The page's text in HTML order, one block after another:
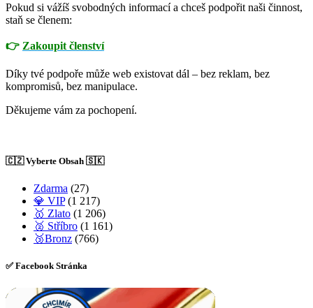
Pokud si vážíš svobodných informací a chceš podpořit naši činnost,
staň se členem:
👉 Zakoupit členství
Díky tvé podpoře může web existovat dál – bez reklam, bez
kompromisů, bez manipulace.
Děkujeme vám za pochopení.
🇨🇿 Vyberte Obsah 🇸🇰
Zdarma (27)
💎 VIP(1 217)
🥇 Zlato (1 206)
🥈 Stříbro (1 161)
🥉Bronz (766)
✅ Facebook Stránka